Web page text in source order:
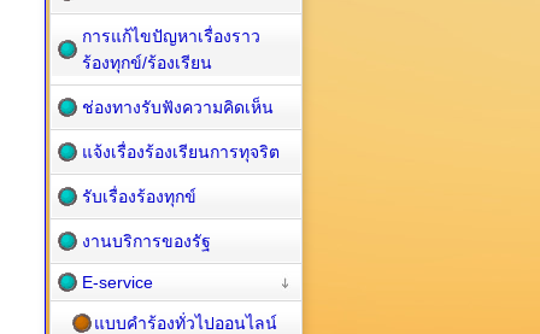
การแก้ไขปัญหาเรื่องราว
ร้องทุกข์/ร้องเรียน
ช่องทางรับฟังความคิดเห็น
แจ้งเรื่องร้องเรียนการทุจริต
รับเรื่องร้องทุกข์
งานบริการของรัฐ
E-service
แบบคำร้องทั่วไปออนไลน์